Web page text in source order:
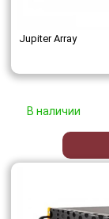
Jupiter Array
В наличии